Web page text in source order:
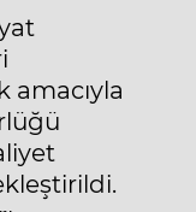
amacıyla